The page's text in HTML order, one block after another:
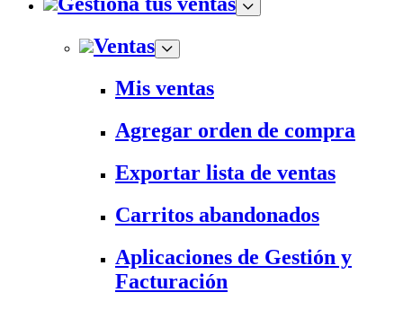
Ventas
Mis ventas
Agregar orden de compra
Exportar lista de ventas
Carritos abandonados
Aplicaciones de Gestión y
Facturación